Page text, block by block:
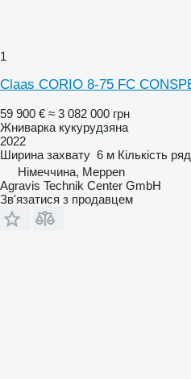
1
Claas CORIO 8-75 FC
59 900 € ≈ 3 082 000 грн
Жниварка кукурудзяна
2022
Ширина захвату 6 м Кількість
Німеччина, Meppen
Agravis Technik Center GmbH
Зв'язатися з продавцем